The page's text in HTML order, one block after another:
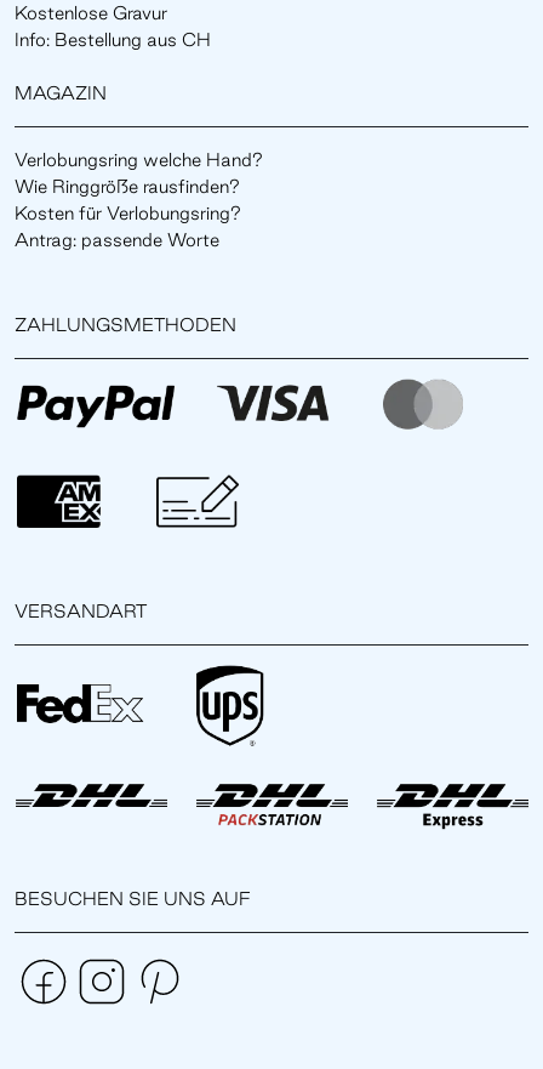
Kostenlose Gravur
Info: Bestellung aus CH
MAGAZIN
Verlobungsring welche Hand?
Wie Ringgröße rausfinden?
Kosten für Verlobungsring?
Antrag: passende Worte
ZAHLUNGSMETHODEN
VERSANDART
BESUCHEN SIE UNS AUF